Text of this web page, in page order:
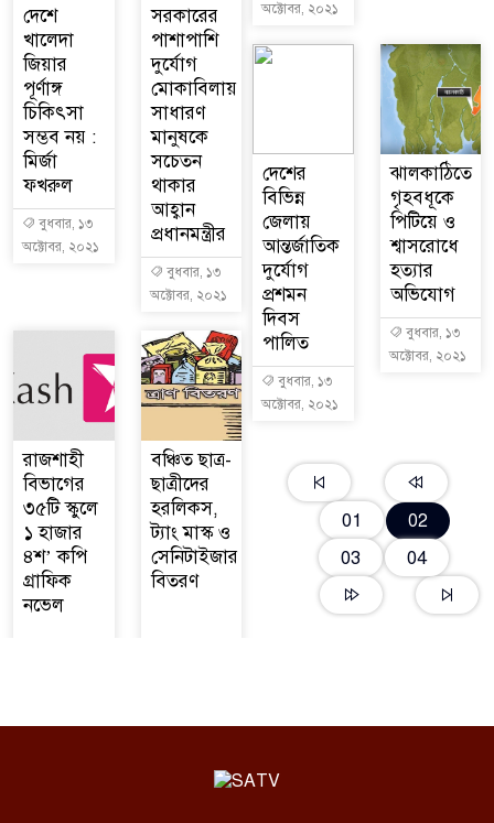
দেশে
খালেদা
জিয়ার
পূর্ণাঙ্গ
চিকিৎসা
সম্ভব নয় :
মির্জা
ফখরুল
অক্টোবর, ২০২১
সরকারের
পাশাপাশি
দুর্যোগ
মোকাবিলায়
সাধারণ
মানুষকে
সচেতন
থাকার
আহ্বান
প্রধানমন্ত্রীর
অক্টোবর, ২০২১
রাজশাহী
বিভাগের
৩৫টি স্কুলে
১ হাজার
৪শ’ কপি
গ্রাফিক
নভেল
বঞ্চিত ছাত্র-
ছাত্রীদের
হরলিকস,
ট্যাং মাস্ক ও
সেনিটাইজার
বিতরণ
অক্টোবর, ২০২১
দেশের
বিভিন্ন
জেলায়
আন্তর্জাতিক
দুর্যোগ
প্রশমন
দিবস
পালিত
অক্টোবর, ২০২১
ঝালকাঠিতে
গৃহবধূকে
পিটিয়ে ও
শ্বাসরোধে
হত্যার
অভিযোগ
অক্টোবর, ২০২১
01 02
03 04